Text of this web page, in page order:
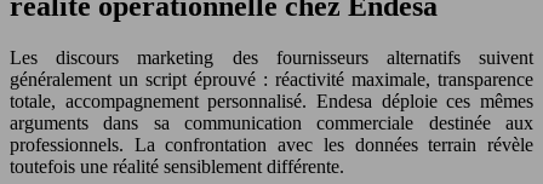
Les discours marketing des fournisseurs alternatifs suivent
généralement un script éprouvé : réactivité maximale, transparence
totale, accompagnement personnalisé. Endesa déploie ces mêmes
arguments dans sa communication commerciale destinée aux
professionnels. La confrontation avec les données terrain révèle
toutefois une réalité sensiblement différente.